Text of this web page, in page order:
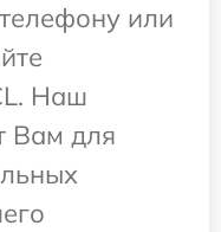
или
Наш
Вам для